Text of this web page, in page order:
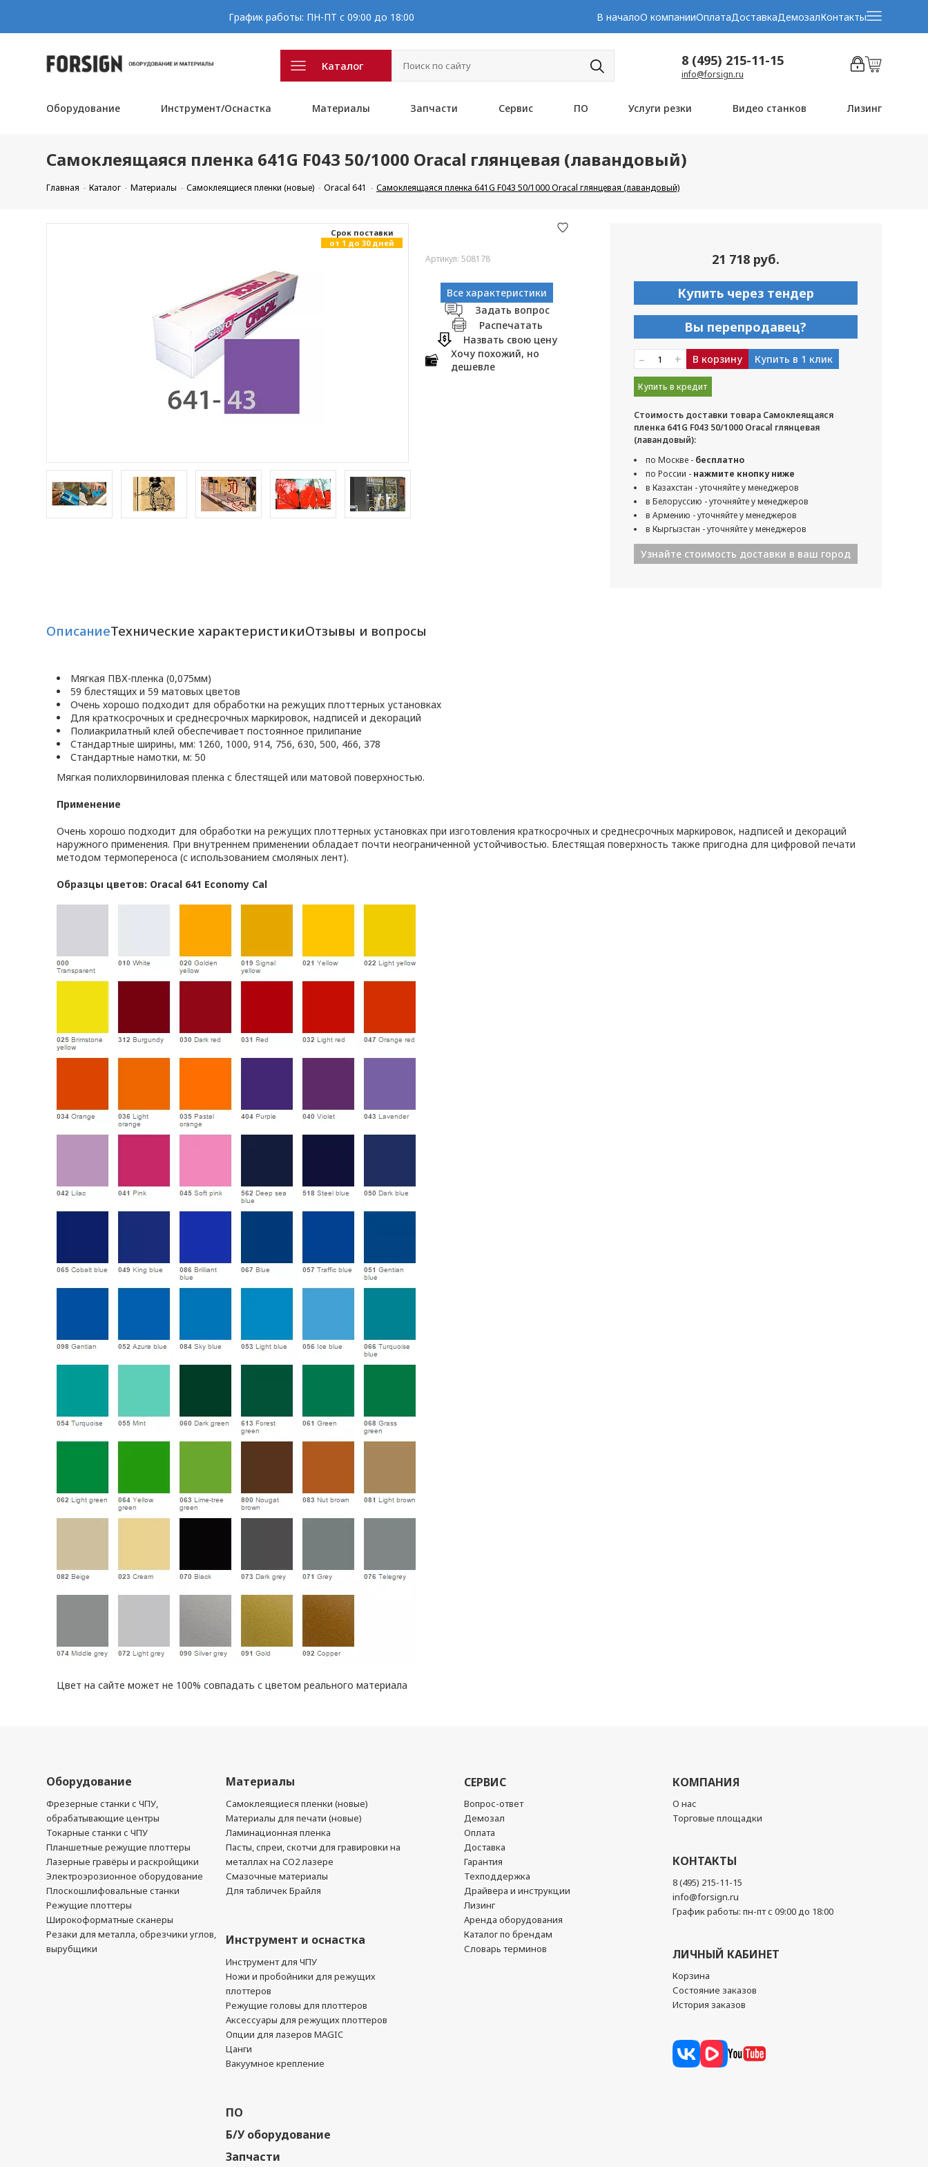
График работы: ПН-ПТ с 09:00 до 18:00 В началоО компанииОплатаДоставкаДемозалКонтакты
Каталог 8 (495) 215-11-15
info@forsign.ru
Оборудование Инструмент/Оснастка Материалы Запчасти Сервис ПО Услуги резки Видео станков Лизинг
Самоклеящаяся пленка 641G F043 50/1000 Oracal глянцевая (лавандовый)
Главная Каталог Материалы Самоклеящиеся пленки (новые) Oracal 641 Самоклеящаяся пленка 641G F043 50/1000 Oracal глянцевая (лавандовый)
Cрок поставки
от 1 до 30 дней
Артикул: 508178
Все характеристики
Задать вопрос
Распечатать
Назвать свою цену
Хочу похожий, но
дешевле
21 718 руб.
Купить через тендер
Вы перепродавец?
– + В корзину Купить в 1 клик
Купить в кредит
Стоимость доставки товара Самоклеящаяся
пленка 641G F043 50/1000 Oracal глянцевая
(лавандовый):
по Москве - бесплатно
по России - нажмите кнопку ниже
в Казахстан - уточняйте у менеджеров
в Белоруссию - уточняйте у менеджеров
в Армению - уточняйте у менеджеров
в Кыргызстан - уточняйте у менеджеров
Узнайте стоимость доставки в ваш город
ОписаниеТехнические характеристикиОтзывы и вопросы
Мягкая ПВХ-пленка (0,075мм)
59 блестящих и 59 матовых цветов
Очень хорошо подходит для обработки на режущих плоттерных установках
Для краткосрочных и среднесрочных маркировок, надписей и декораций
Полиакрилатный клей обеспечивает постоянное прилипание
Стандартные ширины, мм: 1260, 1000, 914, 756, 630, 500, 466, 378
Стандартные намотки, м: 50
Мягкая полихлорвиниловая пленка с блестящей или матовой поверхностью.
Применение
Очень хорошо подходит для обработки на режущих плоттерных установках при изготовления краткосрочных и среднесрочных маркировок, надписей и декораций
наружного применения. При внутреннем применении обладает почти неограниченной устойчивостью. Блестящая поверхность также пригодна для цифровой печати
методом термопереноса (с использованием смоляных лент).
Образцы цветов: Oracal 641 Economy Cal
Цвет на сайте может не 100% совпадать с цветом реального материала
Оборудование
Фрезерные станки с ЧПУ,
обрабатывающие центры
Токарные станки с ЧПУ
Планшетные режущие плоттеры
Лазерные гравёры и раскройщики
Электроэрозионное оборудование
Плоскошлифовальные станки
Режущие плоттеры
Широкоформатные сканеры
Резаки для металла, обрезчики углов,
вырубщики
Материалы
Самоклеящиеся пленки (новые)
Материалы для печати (новые)
Ламинационная пленка
Пасты, спреи, скотчи для гравировки на
металлах на CO2 лазере
Смазочные материалы
Для табличек Брайля
Инструмент и оснастка
Инструмент для ЧПУ
Ножи и пробойники для режущих
плоттеров
Режущие головы для плоттеров
Аксессуары для режущих плоттеров
Опции для лазеров MAGIC
Цанги
Вакуумное крепление
ПО
Б/У оборудование
Запчасти
СЕРВИС
Вопрос-ответ
Демозал
Оплата
Доставка
Гарантия
Техподдержка
Драйвера и инструкции
Лизинг
Аренда оборудования
Каталог по брендам
Словарь терминов
КОМПАНИЯ
О нас
Торговые площадки
КОНТАКТЫ
8 (495) 215-11-15
info@forsign.ru
График работы: пн-пт с 09:00 до 18:00
ЛИЧНЫЙ КАБИНЕТ
Корзина
Состояние заказов
История заказов